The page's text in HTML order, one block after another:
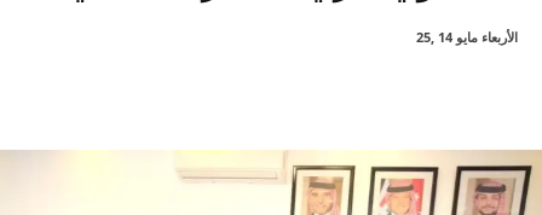
الأربعاء مايو 14 ,25